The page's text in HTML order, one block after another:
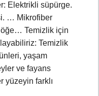
Elektrikli süpürge.
… Mikrofiber
Temizlik için
Temizlik
yaşam
ve fayans
yüzeyin farklı